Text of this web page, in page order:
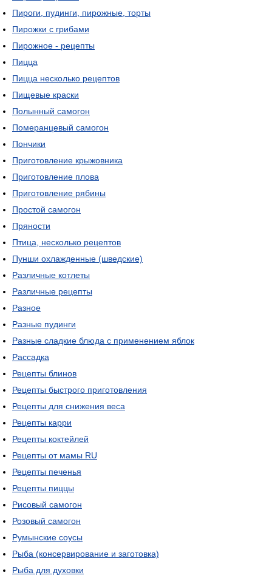
Пироги, пудинги, пирожные, торты
Пирожки с грибами
Пирожное - рецепты
Пицца
Пицца несколько рецептов
Пищевые краски
Полынный самогон
Померанцевый самогон
Пончики
Приготовление крыжовника
Приготовление плова
Приготовление рябины
Простой самогон
Пряности
Птица, несколько рецептов
Пунши охлажденные (шведские)
Различные котлеты
Различные рецепты
Разное
Разные пудинги
Разные сладкие блюда с применением яблок
Рассадка
Рецепты блинов
Рецепты быстрого приготовления
Рецепты для снижения веса
Рецепты карри
Рецепты коктейлей
Рецепты от мамы RU
Рецепты печенья
Рецепты пиццы
Рисовый самогон
Розовый самогон
Румынские соусы
Рыба (консервирование и заготовка)
Рыба для духовки